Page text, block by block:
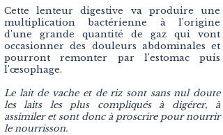
Cette lenteur digestive va produire une
multiplication bactérienne à l'origine
d'une grande quantité de gaz qui vont
occasionner des douleurs abdominales et
pourront remonter par l'estomac puis
l'œsophage.
Le lait de vache et de riz sont sans nul doute
les laits les plus compliqués à digérer, à
assimiler et sont donc à proscrire pour nourrir
le nourrisson.